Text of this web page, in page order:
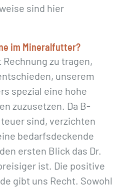
sind hier
im Mineralfutter?
zu tragen,
unserem
spezial eine hohe
zuzusetzen. Da B-
sind, verzichten
bedarfsdeckende
ersten Blick das Dr.
ist. Die positive
gibt uns Recht. Sowohl